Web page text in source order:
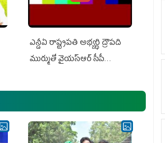
ఎన్డీఏ రాష్ట్ర‌ప‌తి అభ్య‌ర్థి ద్రౌప‌ది
ముర్ముతో వైయ‌స్ఆర్ సీపీ
ఎమ్మెల్యేలు, ఎంపీల స‌మావేశం